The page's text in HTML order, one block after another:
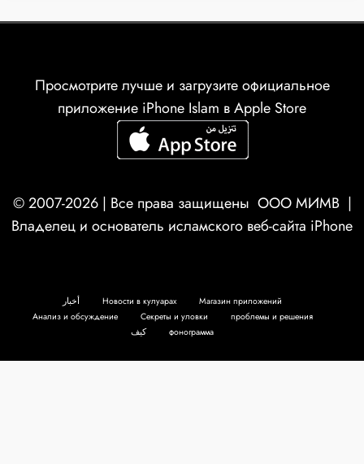
Просмотрите лучше и загрузите официальное
приложение iPhone Islam в Apple Store
© 2007-2026 | Все права защищены ООО МИМВ|
Владелец и основатель исламского веб-сайта iPhone
أخبار Новости в кулуарах
Магазин приложений
Анализ и обсуждение
Секреты и уловки
проблемы и решения
كيف
фонограмма